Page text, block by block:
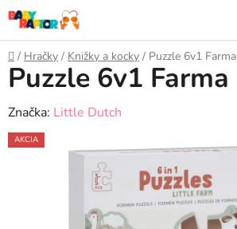
Prejsť
na
obsah
Domov
/ Hračky / Knižky a kocky / Puzzle 6v1 Farma
Puzzle 6v1 Farma
Značka: Little Dutch
AKCIA